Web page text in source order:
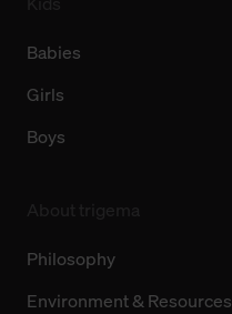
Babies
Girls
Boys
Philosophy
Environment & Resources